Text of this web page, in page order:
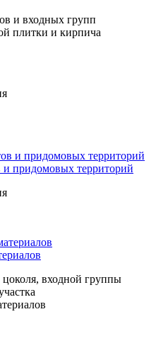
и входных групп
плитки и кирпича
придомовых территорий
входной группы